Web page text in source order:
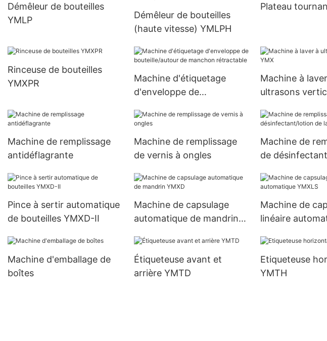
Démêleur de bouteilles
YMLP
Démêleur de bouteilles
(haute vitesse) YMLPH
Plateau
Rinceuse de bouteilles
YMXPR
Machine d'étiquetage
d'enveloppe de
manchon rétractable
Machine à
ultrasons
Machine de remplissage
antidéflagrante
Machine de remplissage
de vernis à ongles
Machine de
de
Pince à sertir automatique
de bouteilles YMXD-II
Machine de capsulage
automatique de mandrin
Machine de
linéaire
Machine d'emballage de
boîtes
Étiqueteuse avant et
arrière YMTD
Etiqueteuse
YMTH